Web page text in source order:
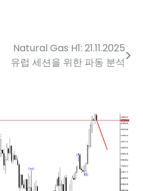
Natural Gas H1: 21.11.2025
유럽 세션을 위한 파동 분석